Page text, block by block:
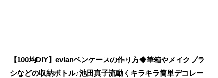
【100均DIY】evianペンケースの作り方◆筆箱やメイクブラ
シなどの収納ボトル♪池田真子流動くキラキラ簡単デコレー